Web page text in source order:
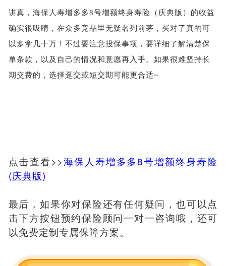
讲真，海保人寿增多多8号增额终身寿险（庆典版）的收益
确实很吸睛，在众多竞品里无疑名列前茅，买对了真的可
以多拿几十万！不过要注意投保事项，要详细了解清楚保
单条款，以及自己的情况和意愿再入手。如果很难坚持长
期交费的，选择趸交或短交期可能更合适~
点击查看>>海保人寿增多多8号增额终身寿险
(庆典版)
最后，如果你对保险还有任何疑问，也可以点
击下方按钮预约保险顾问一对一咨询哦，还可
以免费定制专属保障方案。